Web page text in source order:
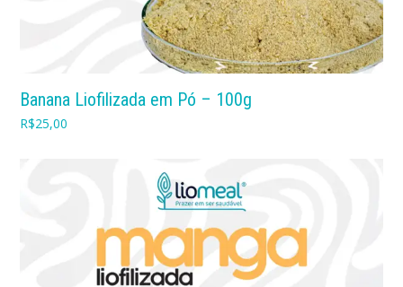
Banana Liofilizada em Pó – 100g
R$25,00